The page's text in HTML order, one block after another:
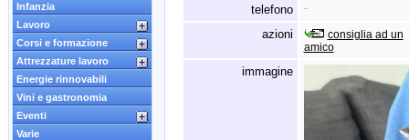
Infanzia
Lavoro
Corsi e formazione
Attrezzature lavoro
Energie rinnovabili
Vini e gastronomia
Eventi
Varie
telefono -
azioni
consiglia ad un
amico
immagine